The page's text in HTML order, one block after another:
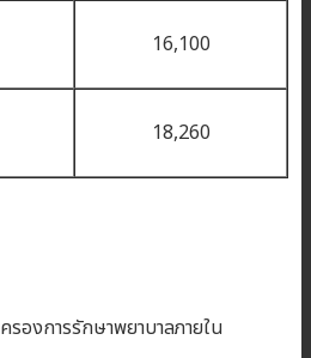
16,100
18,260
องการรักษาพยาบาลภายใน